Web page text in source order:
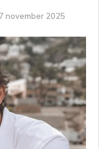
november 2025